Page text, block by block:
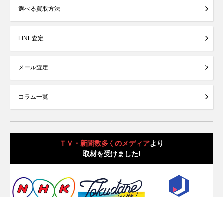
選べる買取方法
LINE査定
メール査定
コラム一覧
ＴＶ・新聞数多くのメディアより
取材を受けました!